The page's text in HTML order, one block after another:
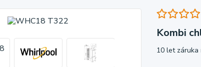
Kombi
10 let